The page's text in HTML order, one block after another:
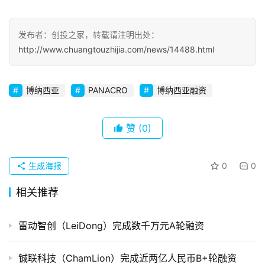
察
初
创
业
布
并
重
登录
投稿
发布者：创投之家，转载请注明出处：
http://www.chuangtouzhijia.com/news/14488.html
博纳西亚 PANACRO 博纳西亚融资
赞 (0)
0 0
生成海报
相关推荐
雷动智创（LeiDong）完成数千万元A轮融资
铖联科技（ChamLion）完成近两亿人民币B+轮融资